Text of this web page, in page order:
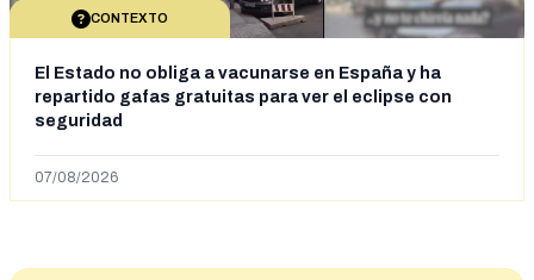
CONTEXTO
El Estado no obliga a vacunarse en España y ha
repartido gafas gratuitas para ver el eclipse con
seguridad
07/08/2026